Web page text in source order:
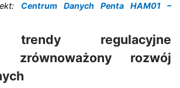
Centrum Danych Penta HAM01 –
trendy regulacyjne
zrównoważony rozwój